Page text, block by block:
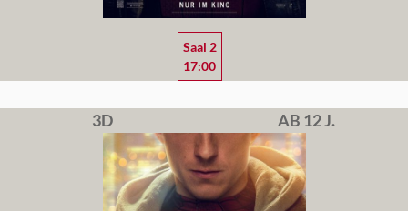
Saal 2
17:00
3D AB 12 J.